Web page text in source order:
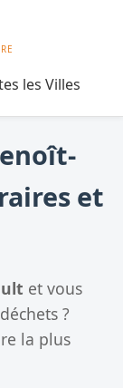
les Villes
et
et vous
?
la plus